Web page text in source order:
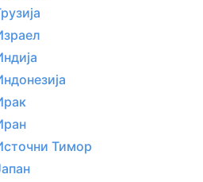
Тимор